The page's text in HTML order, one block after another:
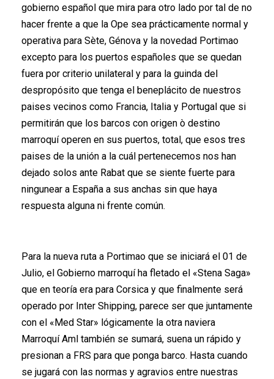
gobierno español que mira para otro lado por tal de no
hacer frente a que la Ope sea prácticamente normal y
operativa para Sète, Génova y la novedad Portimao
excepto para los puertos españoles que se quedan
fuera por criterio unilateral y para la guinda del
despropósito que tenga el beneplácito de nuestros
paises vecinos como Francia, Italia y Portugal que si
permitirán que los barcos con origen ò destino
marroquí operen en sus puertos, total, que esos tres
paises de la unión a la cuál pertenecemos nos han
dejado solos ante Rabat que se siente fuerte para
ningunear a España a sus anchas sin que haya
respuesta alguna ni frente común.
Para la nueva ruta a Portimao que se iniciará el 01 de
Julio, el Gobierno marroquí ha fletado el «Stena Saga»
que en teoría era para Corsica y que finalmente será
operado por Inter Shipping, parece ser que juntamente
con el «Med Star» lógicamente la otra naviera
Marroquí Aml también se sumará, suena un rápido y
presionan a FRS para que ponga barco. Hasta cuando
se jugará con las normas y agravios entre nuestras